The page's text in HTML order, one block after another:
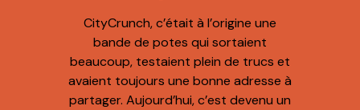
CityCrunch, c’était à l’origine une
bande de potes qui sortaient
beaucoup, testaient plein de trucs et
avaient toujours une bonne adresse à
partager. Aujourd’hui, c’est devenu un